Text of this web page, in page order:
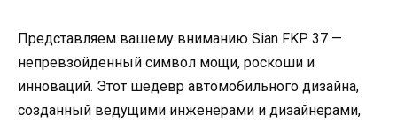
Представляем вашему вниманию Sian FKP 37 —
непревзойденный символ мощи, роскоши и
инноваций. Этот шедевр автомобильного дизайна,
созданный ведущими инженерами и дизайнерами,